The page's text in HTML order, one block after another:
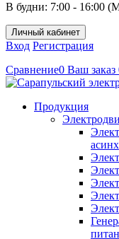
В будни: 7:00 - 16:00
Личный кабинет
Вход Регистрация
Сравнение0 Ваш заказ
Продукция